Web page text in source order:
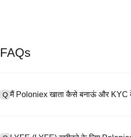
FAQs
Q मैं Poloniex खाता कैसे बनाऊं और KYC